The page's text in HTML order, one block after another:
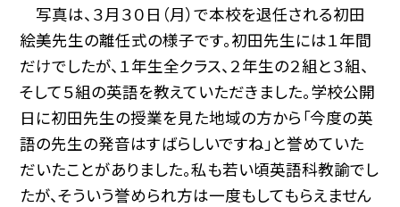
写真は、３月３０日（月）で本校を退任される初田
絵美先生の離任式の様子です。初田先生には１年間
だけでしたが、１年生全クラス、２年生の２組と３組、
そして５組の英語を教えていただきました。学校公開
日に初田先生の授業を見た地域の方から「今度の英
語の先生の発音はすばらしいですね」と誉めていた
だいたことがありました。私も若い頃英語科教諭でし
たが、そういう誉められ方は一度もしてもらえません